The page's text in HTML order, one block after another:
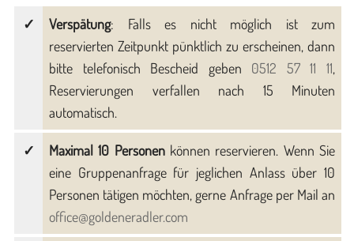
Verspätung: Falls es nicht möglich ist zum
reservierten Zeitpunkt pünktlich zu erscheinen, dann
bitte telefonisch Bescheid geben 0512 57 11 11,
Reservierungen verfallen nach 15 Minuten
automatisch.
Maximal 10 Personenkönnen reservieren. Wenn Sie
eine Gruppenanfrage für jeglichen Anlass über 10
Personen tätigen möchten, gerne Anfrage per Mail an
office@goldeneradler.com